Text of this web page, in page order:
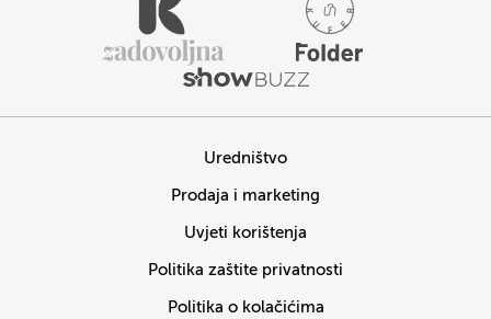
Uredništvo
Prodaja i marketing
Uvjeti korištenja
Politika zaštite privatnosti
Politika o kolačićima